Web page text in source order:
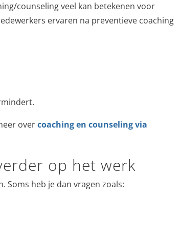
counseling veel kan betekenen voor
ervaren na preventieve coaching
overcoaching en counseling via
op het werk
Soms heb je dan vragen zoals: